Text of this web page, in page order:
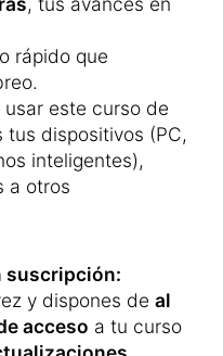
en el aprendizaje:
a través de
, tus avances en
rápido que
inteligentes),
a otros